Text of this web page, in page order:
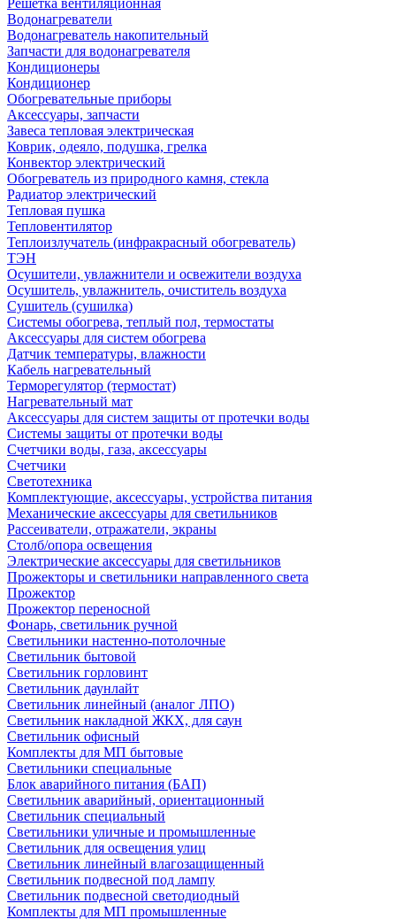
Решетка вентиляционная
Водонагреватели
Водонагреватель накопительный
Запчасти для водонагревателя
Кондиционеры
Кондиционер
Обогревательные приборы
Аксессуары, запчасти
Завеса тепловая электрическая
Коврик, одеяло, подушка, грелка
Конвектор электрический
Обогреватель из природного камня, стекла
Радиатор электрический
Тепловая пушка
Тепловентилятор
Теплоизлучатель (инфракрасный обогреватель)
ТЭН
Осушители, увлажнители и освежители воздуха
Осушитель, увлажнитель, очиститель воздуха
Сушитель (сушилка)
Системы обогрева, теплый пол, термостаты
Аксессуары для систем обогрева
Датчик температуры, влажности
Кабель нагревательный
Терморегулятор (термостат)
Нагревательный мат
Аксессуары для систем защиты от протечки воды
Системы защиты от протечки воды
Счетчики воды, газа, аксессуары
Счетчики
Светотехника
Комплектующие, аксессуары, устройства питания
Механические аксессуары для светильников
Рассеиватели, отражатели, экраны
Столб/опора освещения
Электрические аксессуары для светильников
Прожекторы и светильники направленного света
Прожектор
Прожектор переносной
Фонарь, светильник ручной
Светильники настенно-потолочные
Светильник бытовой
Светильник горловинт
Светильник даунлайт
Светильник линейный (аналог ЛПО)
Светильник накладной ЖКХ, для саун
Светильник офисный
Комплекты для МП бытовые
Светильники специальные
Блок аварийного питания (БАП)
Светильник аварийный, ориентационный
Светильник специальный
Светильники уличные и промышленные
Светильник для освещения улиц
Светильник линейный влагозащищенный
Светильник подвесной под лампу
Светильник подвесной светодиодный
Комплекты для МП промышленные